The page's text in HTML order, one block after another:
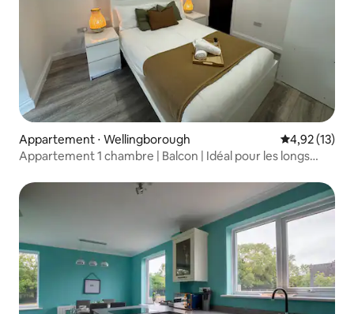
Appartement ⋅ Wellingborough Évaluation
4,92 (13)
Appartement 1 chambre | Balcon | Idéal pour les longs